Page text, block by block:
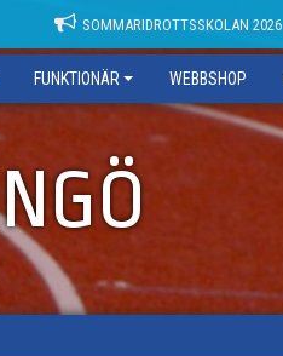
SOMMARIDROTTSSKOLAN 2026
FUNKTIONÄR WEBBSHOP